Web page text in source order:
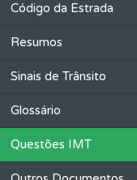
Código da Estrada
Resumos
Sinais de Trânsito
Glossário
Questões IMT